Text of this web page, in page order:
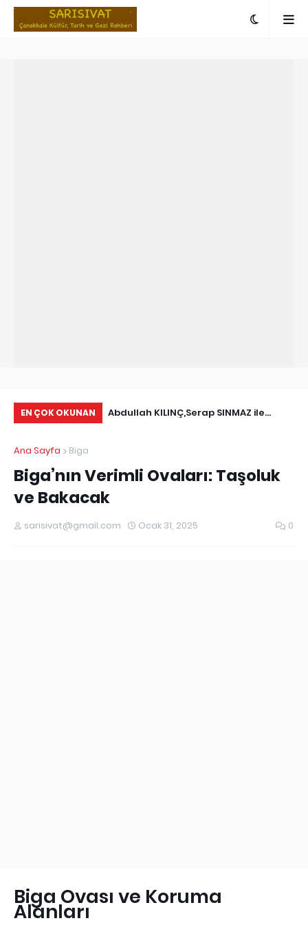
EN ÇOK OKUNAN
mantarı , Ayı
Abdullah KILINÇ,Serap SINMAZ ile
Ana Sayfa Biga
Biga’nın Verimli Ovaları: Taşoluk
ve Bakacak
sarisivat@gmail.com Ocak 31, 2025 0
Biga Ovası ve Koruma
Alanları